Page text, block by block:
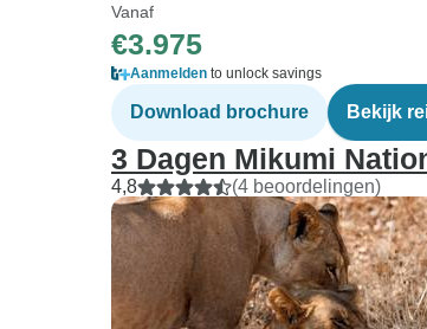
Vanaf
€3.975
Aanmelden to unlock savings
Download brochure Bekijk
3 Dagen Mikumi
4,8 (4 beoordelingen)